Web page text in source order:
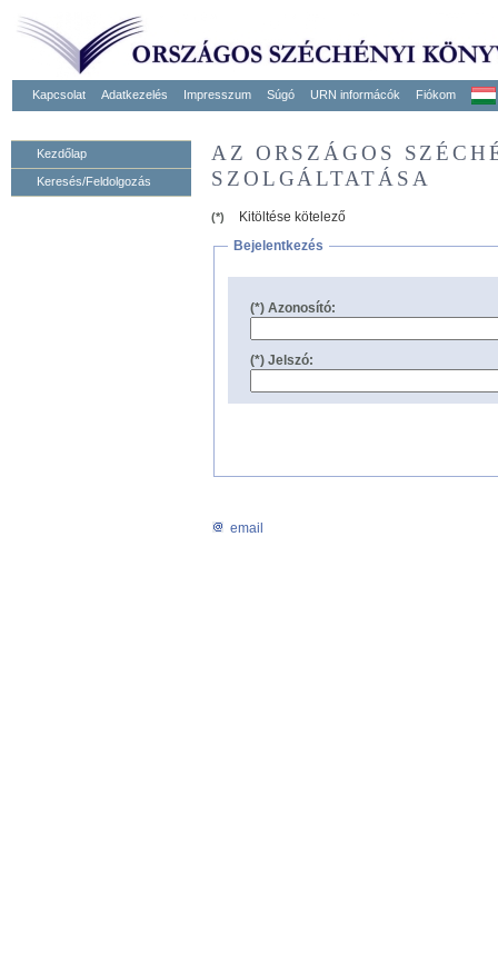
Kapcsolat Adatkezelés Impresszum Súgó URN informácók Fiókom
Kezdőlap
Keresés/Feldolgozás
AZ ORSZÁGOS
SZOLGÁLTATÁSA
(*)
Kitöltése kötelező
Bejelentkezés
(*) Azonosító:
(*) Jelszó:
email